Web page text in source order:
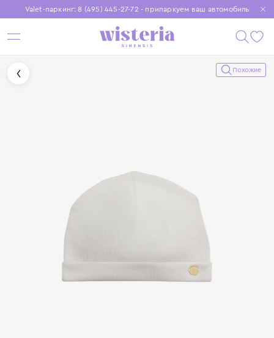
Valet-паркинг: 8 (495) 445-27-72 - припаркуем ваш автомобиль
Бесплатная доставка при заказе от 15 000 ₽
Установите приложение, чтобы покупки были еще удобнее
Похожие